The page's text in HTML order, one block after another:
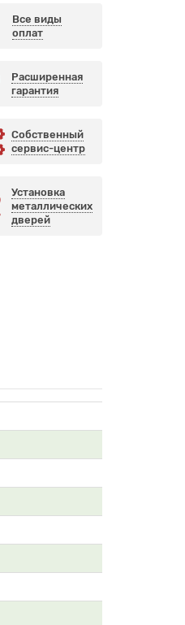
Все виды
оплат
Расширенная
гарантия
Собственный
сервис-центр
Установка
металлических
дверей